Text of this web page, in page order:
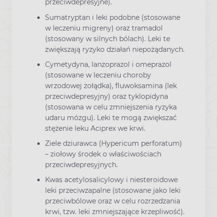
przeciwdepresyjne).
Sumatryptan i leki podobne (stosowane
w leczeniu migreny) oraz tramadol
(stosowany w silnych bólach). Leki te
zwiększają ryzyko działań niepożądanych.
Cymetydyna, lanzoprazol i omeprazol
(stosowane w leczeniu choroby
wrzodowej żołądka), fluwoksamina (lek
przeciwdepresyjny) oraz tyklopidyna
(stosowana w celu zmniejszenia ryzyka
udaru mózgu). Leki te mogą zwiększać
stężenie leku Aciprex we krwi.
Ziele dziurawca (Hypericum perforatum)
– ziołowy środek o właściwościach
przeciwdepresyjnych.
Kwas acetylosalicylowy i niesteroidowe
leki przeciwzapalne (stosowane jako leki
przeciwbólowe oraz w celu rozrzedzania
krwi, tzw. leki zmniejszające krzepliwość).